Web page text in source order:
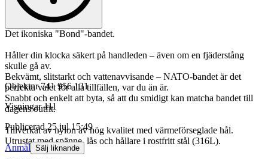
Det ikoniska "Bond"-bandet.
Håller din klocka säkert på handleden – även om en fjäderstång
skulle gå av.
Bekvämt, slitstarkt och vattenavvisande – NATO-bandet är det
perfekta valet för alla tillfällen, var du än är.
Snabbt och enkelt att byta, så att du smidigt kan matcha bandet till
dagens outfit.
Tillverkat av nylon av hög kvalitet med värmeförseglade hål.
Utrustat med spänne, lås och hållare i rostfritt stål (316L).
Objektnr 741 956 131
Visningar 111
Publicerad 25 jul 15:49
Anmäl Sälj liknande